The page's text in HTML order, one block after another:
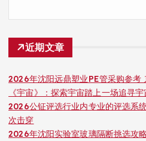
近期文章
2026年沈阳远鼎塑业PE管采购参考
《宇宙》：探索宇宙踏上一场追寻宇
2026公钲评选行业内专业的评选系
次击穿
2026年沈阳实验室玻璃隔断挑选攻